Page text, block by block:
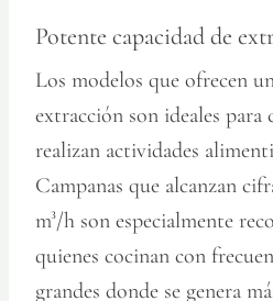
Potente capacidad de
Los modelos que ofrecen
extracción son ideales para
realizan actividades
Campanas que alcanzan
m³/h son especialmente
quienes cocinan con
grandes donde se genera